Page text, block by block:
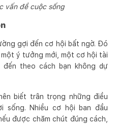
vấn đề cuộc sống
gợi đến cơ hội bất ngờ. Đó
ý tưởng mới, một cơ hội tài
theo cách bạn không dự
biết trân trọng những điều
sống. Nhiều cơ hội ban đầu
được chăm chút đúng cách,